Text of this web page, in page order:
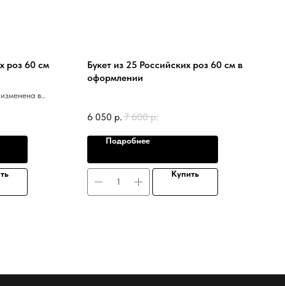
роз 60 см
в
Букет из 25 Российских роз 60 см в
оформлении
6 050 р. 7 600 р.
Подробнее
Купить